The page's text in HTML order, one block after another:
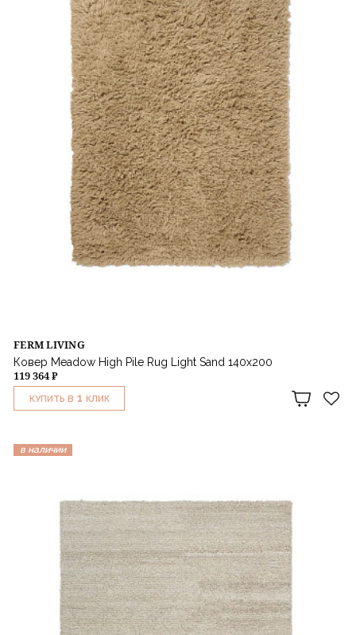
FERM LIVING
Ковер Meadow High Pile Rug Light Sand 140х200
119 364 ₽
КУПИТЬ В 1 КЛИК
в наличии